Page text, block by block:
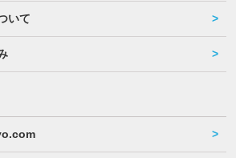
いて